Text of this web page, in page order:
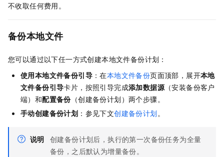
不收取任何费用。
备份本地文件
您可以通过以下任一方式创建本地文件备份计划：
使用本地文件备份引导 ：在本地文件备份页面顶部，展开本地
文件备份引导卡片，按照引导完成添加数据源（安装备份客户
端）和配置备份（创建备份计划）两个步骤。
手动创建备份计划 ：参见下文创建备份计划。
说明 创建备份计划后，执行的第一次备份任务为全量
备份，之后默认为增量备份。